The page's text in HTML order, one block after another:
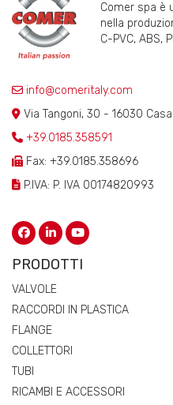
Comer spa è
nella
C-PVC, ABS,
info@comeritaly.com
Via Tangoni, 30 - 16030
+39.0185.358591
Fax: +39.0185.358696
P.IVA: P. IVA 00174820993
PRODOTTI
VALVOLE
RACCORDI IN PLASTICA
FLANGE
COLLETTORI
TUBI
RICAMBI E ACCESSORI